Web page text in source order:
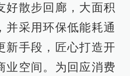
好散步回廊，大面积
并采用环保低能耗通
新手段，匠心打造开
业空间。为回应消费